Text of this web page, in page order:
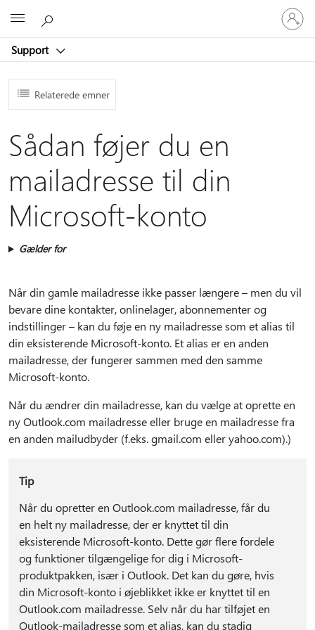
Support
Log
på
din
Relaterede emner
Sådan føjer du en
mailadresse til din
Microsoft-konto
Gælder for
Når din gamle mailadresse ikke passer længere – men du vil
bevare dine kontakter, onlinelager, abonnementer og
indstillinger – kan du føje en ny mailadresse som et alias til
din eksisterende Microsoft-konto. Et alias er en anden
mailadresse, der fungerer sammen med den samme
Microsoft-konto.
Når du ændrer din mailadresse, kan du vælge at oprette en
ny Outlook.com mailadresse eller bruge en mailadresse fra
en anden mailudbyder (f.eks. gmail.com eller yahoo.com).)
Tip
Når du opretter en Outlook.com mailadresse, får du
en helt ny mailadresse, der er knyttet til din
eksisterende Microsoft-konto. Dette gør flere fordele
og funktioner tilgængelige for dig i Microsoft-
produktpakken, især i Outlook. Det kan du gøre, hvis
din Microsoft-konto i øjeblikket ikke er knyttet til en
Outlook.com mailadresse. Selv når du har tilføjet en
Outlook-mailadresse som et alias, kan du stadig